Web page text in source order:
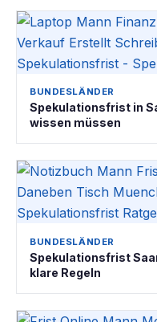
BUNDESLÄNDER
Spekulationsfrist in
wissen müssen
BUNDESLÄNDER
Spekulationsfrist
klare Regeln